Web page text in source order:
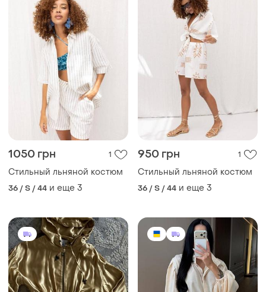
1050 грн 1
Стильный льняной костюм
36 / S / 44 и еще 3
950 грн 1
Стильный льняной костюм
36 / S / 44 и еще 3